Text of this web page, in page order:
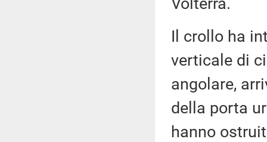
Il crollo ha
verticale di
angolare,
della porta
hanno